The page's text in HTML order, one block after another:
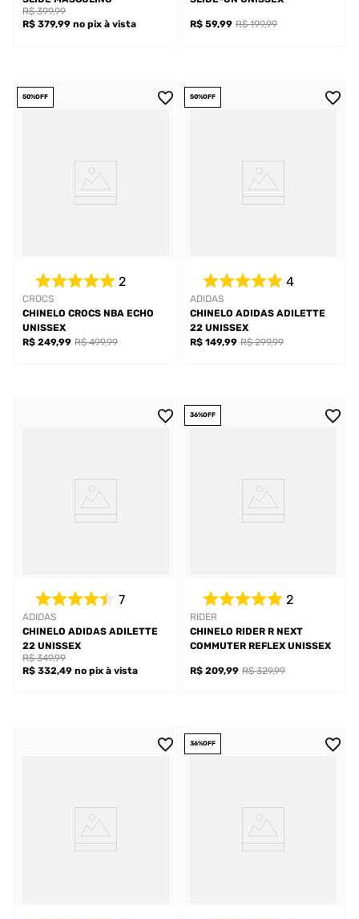
R$ 379,99 no pix à vista
R$ 399,99
R$ 59,99 R$ 199,99
50%OFF
CROCS
2
CHINELO CROCS NBA ECHO
UNISSEX
R$ 249,99 R$ 499,99
50%OFF
ADIDAS
4
CHINELO ADIDAS ADILETTE
22 UNISSEX
R$ 149,99 R$ 299,99
ADIDAS
7
CHINELO ADIDAS ADILETTE
22 UNISSEX
R$ 332,49 no pix à vista
R$ 349,99
36%OFF
RIDER
2
CHINELO RIDER R NEXT
COMMUTER REFLEX UNISSEX
R$ 209,99 R$ 329,99
36%OFF